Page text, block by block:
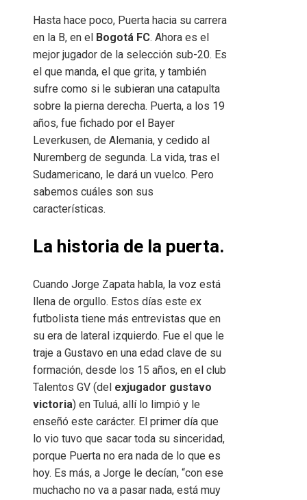
Hasta hace poco, Puerta hacia su carrera
en la B, en el
Bogotá FC. Ahora es el
mejor jugador de la selección sub-20. Es
el que manda, el que grita, y también
sufre como si le subieran una catapulta
sobre la pierna derecha. Puerta, a los 19
años, fue fichado por el Bayer
Leverkusen, de Alemania, y cedido al
Nuremberg de segunda. La vida, tras el
Sudamericano, le dará un vuelco. Pero
sabemos cuáles son sus
características.
La historia de la puerta.
Cuando Jorge Zapata habla, la voz está
llena de orgullo. Estos días este ex
futbolista tiene más entrevistas que en
su era de lateral izquierdo. Fue el que le
traje a Gustavo en una edad clave de su
formación, desde los 15 años, en el club
Talentos GV (del exjugador gustavo
victoria) en Tuluá, allí lo limpió y le
enseñó este carácter. El primer día que
lo vio tuvo que sacar toda su sinceridad,
porque Puerta no era nada de lo que es
hoy. Es más, a Jorge le decían, “con ese
muchacho no va a pasar nada, está muy